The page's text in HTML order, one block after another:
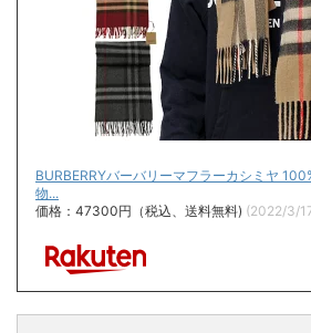
BURBERRYバーバリーマフラーカシミヤ
物...
価格：47300円（税込、送料無料) (2022/3/